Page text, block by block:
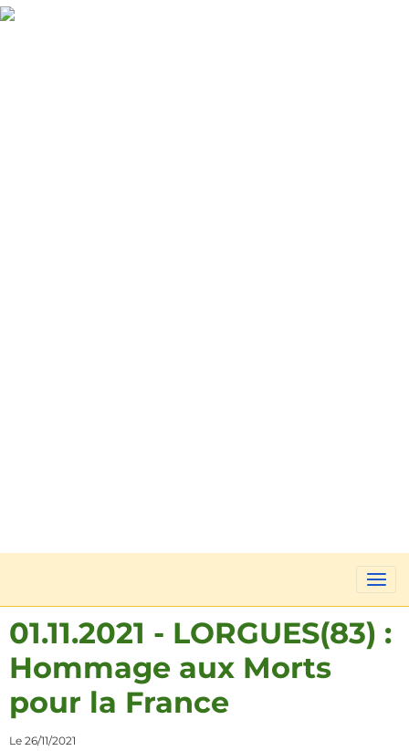
01.11.2021 - LORGUES(83) :
Hommage aux Morts
pour la France
Le 26/11/2021